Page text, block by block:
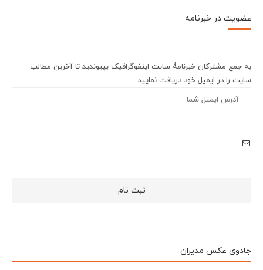
عضویت در خبرنامه
به جمع مشترکان خبرنامۀ سایت اینفوگرافیک بپیوندید تا آخرین مطالب
سایت را در ایمیل خود دریافت نمایید.
جادوی عکس مدیران